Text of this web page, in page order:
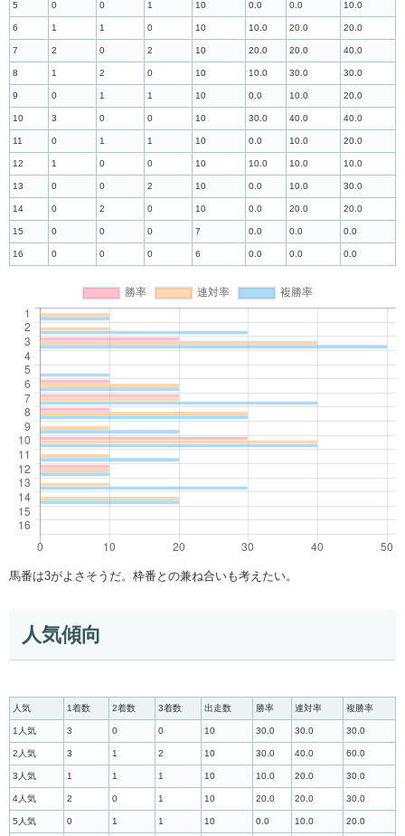
5 0 0 1 10 0.0 0.0 10.0
6 1 1 0 10 10.0 20.0 20.0
7 2 0 2 10 20.0 20.0 40.0
8 1 2 0 10 10.0 30.0 30.0
9 0 1 1 10 0.0 10.0 20.0
10 3 0 0 10 30.0 40.0 40.0
11 0 1 1 10 0.0 10.0 20.0
12 1 0 0 10 10.0 10.0 10.0
13 0 0 2 10 0.0 10.0 30.0
14 0 2 0 10 0.0 20.0 20.0
15 0 0 0 7 0.0 0.0 0.0
16 0 0 0 6 0.0 0.0 0.0
馬番は3がよさそうだ。枠番との兼ね合いも考えたい。
人気傾向
人気 1着数 2着数 3着数 出走数 勝率 連対率 複勝率
1人気 3 0 0 10 30.0 30.0 30.0
2人気 3 1 2 10 30.0 40.0 60.0
3人気 1 1 1 10 10.0 20.0 30.0
4人気 2 0 1 10 20.0 20.0 30.0
5人気 0 1 1 10 0.0 10.0 20.0